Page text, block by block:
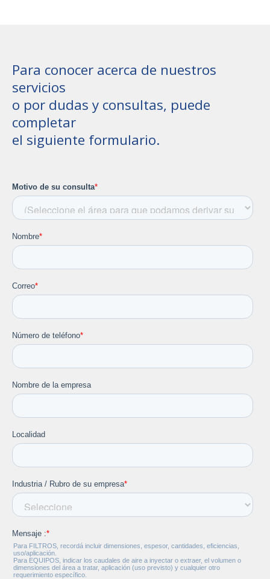
Para conocer acerca de nuestros
servicios
o por dudas y consultas, puede
completar
el siguiente formulario.